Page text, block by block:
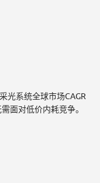
光系统全球市场CAGR
面对低价内耗竞争。